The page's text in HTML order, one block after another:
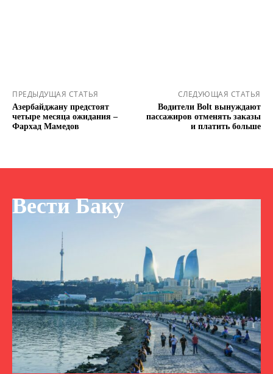
ПРЕДЫДУЩАЯ СТАТЬЯ
Азербайджану предстоят
четыре месяца ожидания –
Фархад Мамедов
СЛЕДУЮЩАЯ СТАТЬЯ
Водители Bolt вынуждают
пассажиров отменять заказы
и платить больше
Вести Баку